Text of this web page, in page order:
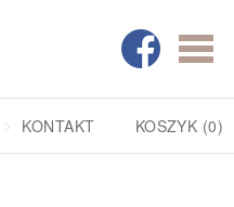
KONTAKT KOSZYK (0)